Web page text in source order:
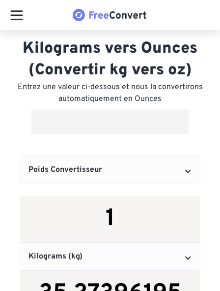
Kilograms vers Ounces
(Convertir kg vers oz)
Entrez une valeur ci-dessous et nous la convertirons
automatiquement en Ounces